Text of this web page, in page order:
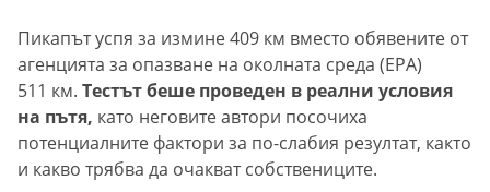
Пикапът успя за измине 409 км вместо обявените от
агенцията за опазване на околната среда (EPA)
511 км. Тестът беше проведен в реални условия
на пътя, като неговите автори посочиха
потенциалните фактори за по-слабия резултат, както
и какво трябва да очакват собствениците.